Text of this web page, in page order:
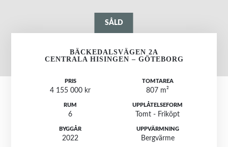
SÅLD
BÄCKEDALSVÄGEN 2A
CENTRALA HISINGEN – GÖTEBORG
PRIS
4 155 000 kr
TOMTAREA
807 m²
RUM
6
UPPLÅTELSEFORM
Tomt - Friköpt
BYGGÅR
2022
UPPVÄRMNING
Bergvärme